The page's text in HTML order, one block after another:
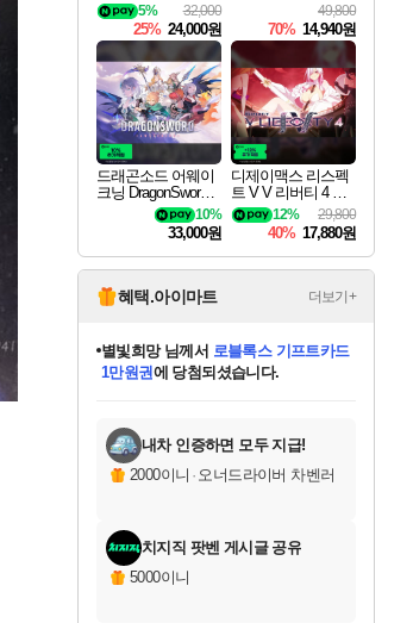
32,000
5%
25% 24,000원
49,800
70% 14,940원
드래곤소드 어웨이
크닝 DragonSword A
10%
33,000원
디제이맥스 리스펙
트 V V 리버티 4 팩
DJMAX RESPECT
V V Liberty 4 Pack D
29,800
12%
40% 17,880원
혜택.아이마트 더보기+
교환.
당첨되셨습니다.
당첨되셨습니다.
당첨되셨습니다.
별빛희망님께서 로블록스 기프트카드
1만원권에 당첨되셨습니다.
당첨되셨습니다.
당첨되셨습니다.
당첨되셨습니다.
당첨되셨습니다.
에디션 (스팀코드)를 교환.
당첨되셨습니다.
내차 인증하면 모두 지급!
2000이니 · 오너드라이버 차벤러
치지직 팟벤 게시글 공유
5000이니